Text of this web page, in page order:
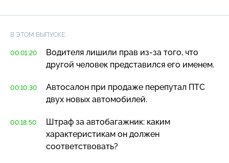
В ЭТОМ ВЫПУСКЕ:
00:01:20 Водителя лишили прав из-за того, что
другой человек представился его именем.
00:10:30
Автосалон при продаже перепутал ПТС
двух новых автомобилей.
00:18:50
Штраф за автобагажник: каким
характеристикам он должен
соответствовать?